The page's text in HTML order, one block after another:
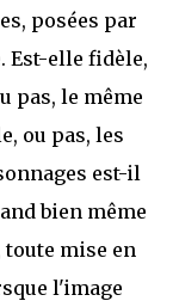
posées par
Est-elle fidèle,
pas, le même
ou pas, les
est-il
bien même
mise en
l'image